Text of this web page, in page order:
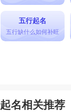
五行起名
五行缺什么如何补旺
起名相关推荐